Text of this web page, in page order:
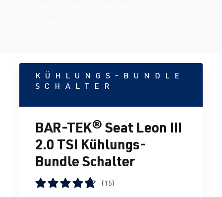
KÜHLUNGS-BUNDLE
SCHALTER
BAR-TEK® Seat Leon III
2.0 TSI Kühlungs-
Bundle Schalter
(15)